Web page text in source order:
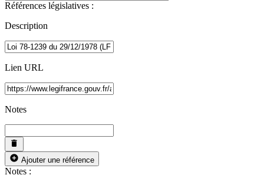
Références législatives :
Description
Lien URL
Notes
Ajouter une référence
Notes :